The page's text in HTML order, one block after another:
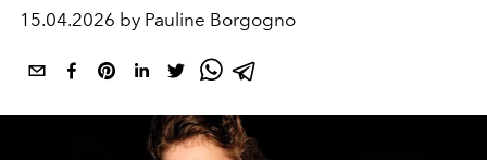
15.04.2026 by Pauline Borgogno